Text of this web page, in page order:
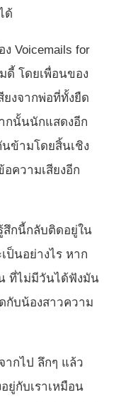
ด้
Voicemails for
ดี้ โดยเพื่อนของ
ยงจากพ่อที่ทั้งยืด
กนั้นนักแสดงอีก
นข้ามโดยสิ้นเชิง
ความเสียงอีก
สึกนี้กลับติดอยู่ใน
ป็นอย่างไร หาก
ที่ไม่มีวันได้ฟังมัน
กับน้องสาวความ
ากไป ลึกๆ แล้ว
ยู่กับเราเหมือน